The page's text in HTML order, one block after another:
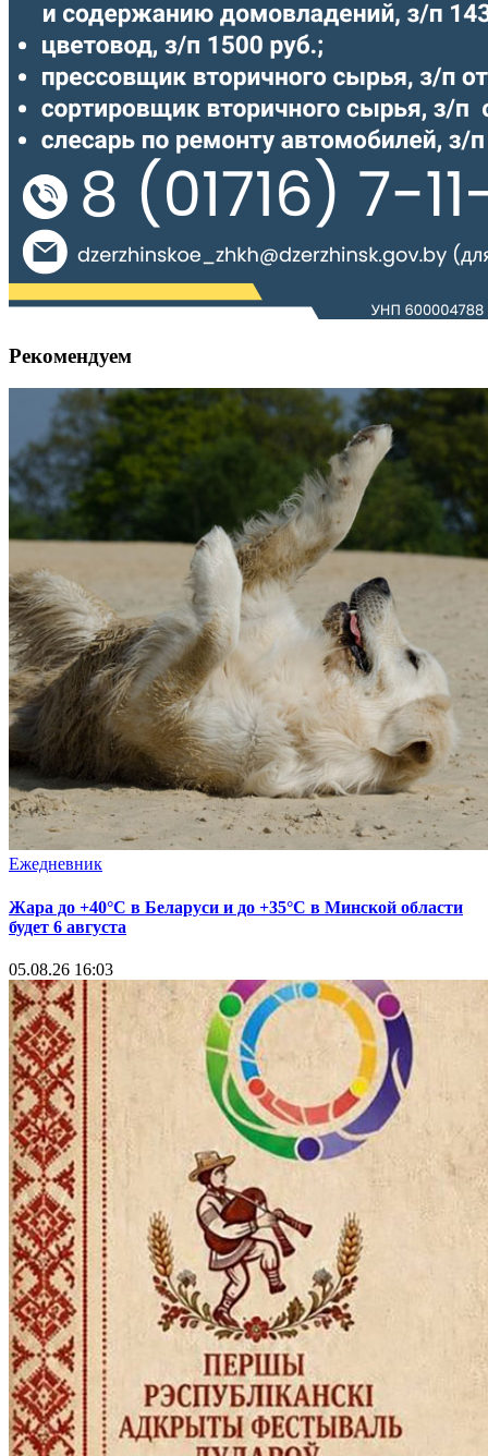
Рекомендуем
Ежедневник
Жара до +40°С в Беларуси и до +35°С в Минской области
будет 6 августа
05.08.26 16:03